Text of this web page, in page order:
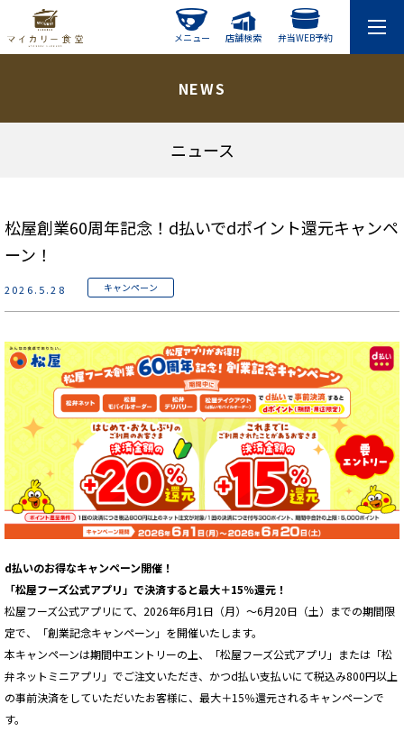
弁当WEB予約
店舗検索
メニュー
NEWS
ニュース
2026.5.28 キャンペーン
松屋創業60周年記念！d払いでdポイント還元キャンペ
ーン！
d払いのお得なキャンペーン開催！
「松屋フーズ公式アプリ」で決済すると最大＋15％還元！
松屋フーズ公式アプリにて、2026年6月1日（月）〜6月20日（土）までの期間限
定で、「創業記念キャンペーン」を開催いたします。
本キャンペーンは期間中エントリーの上、「松屋フーズ公式アプリ」または「松
弁ネットミニアプリ」でご注文いただき、かつd払い支払いにて税込み800円以上
の事前決済をしていただいたお客様に、最大＋15％還元されるキャンペーンで
す。